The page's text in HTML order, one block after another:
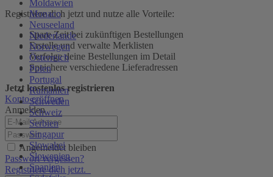
Moldawien
Monaco
Neuseeland
Niederlande
Norwegen
Österreich
Polen
Portugal
Rumänien
Schweden
Schweiz
Serbien
Singapur
Slowakei
Slowenien
Spanien
Registriere dich jetzt und nutze alle Vorteile:
Spare Zeit bei zukünftigen Bestellungen
Erstelle und verwalte Merklisten
Verfolge deine Bestellungen im Detail
Speichere verschiedene Lieferadressen
Jetzt kostenlos registrieren
Konto eröffnen
Anmelden
Angemeldet bleiben
Passwort vergessen?
Registriere dich jetzt.